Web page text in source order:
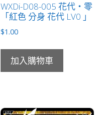
WXDi-D08-005 花代・零
「紅色 分身 花代 LV0 」
$1.00
加入購物車